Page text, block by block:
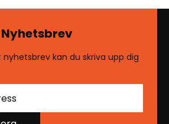
Nyhetsbrev
kan du skriva upp dig